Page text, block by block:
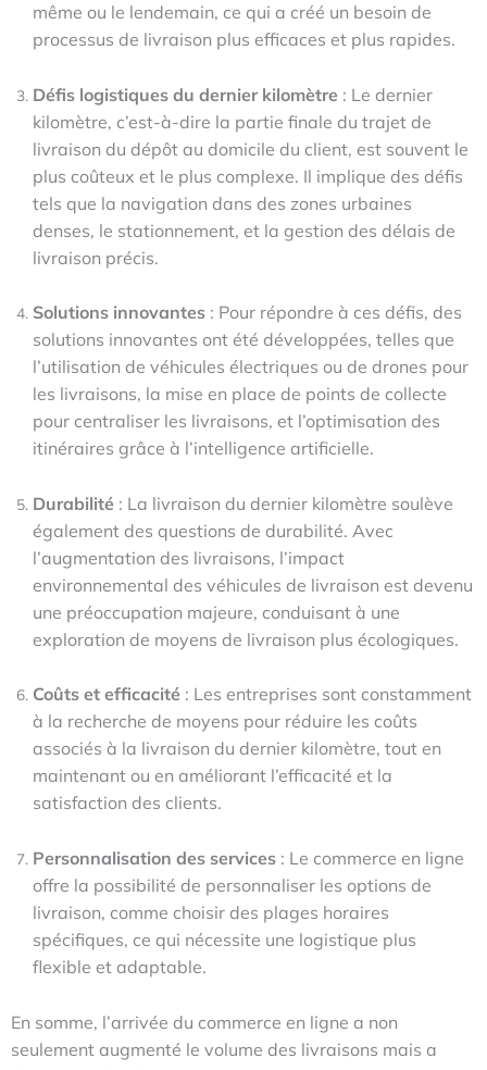
même ou le lendemain, ce qui a créé un besoin de
processus de livraison plus efficaces et plus rapides.
Défis logistiques du dernier kilomètre : Le dernier
kilomètre, c’est-à-dire la partie finale du trajet de
livraison du dépôt au domicile du client, est souvent le
plus coûteux et le plus complexe. Il implique des défis
tels que la navigation dans des zones urbaines
denses, le stationnement, et la gestion des délais de
livraison précis.
Solutions innovantes : Pour répondre à ces défis, des
solutions innovantes ont été développées, telles que
l’utilisation de véhicules électriques ou de drones pour
les livraisons, la mise en place de points de collecte
pour centraliser les livraisons, et l’optimisation des
itinéraires grâce à l’intelligence artificielle.
Durabilité : La livraison du dernier kilomètre soulève
également des questions de durabilité. Avec
l’augmentation des livraisons, l’impact
environnemental des véhicules de livraison est devenu
une préoccupation majeure, conduisant à une
exploration de moyens de livraison plus écologiques.
Coûts et efficacité : Les entreprises sont constamment
à la recherche de moyens pour réduire les coûts
associés à la livraison du dernier kilomètre, tout en
maintenant ou en améliorant l’efficacité et la
satisfaction des clients.
Personnalisation des services : Le commerce en ligne
offre la possibilité de personnaliser les options de
livraison, comme choisir des plages horaires
spécifiques, ce qui nécessite une logistique plus
flexible et adaptable.
En somme, l’arrivée du commerce en ligne a non
seulement augmenté le volume des livraisons mais a